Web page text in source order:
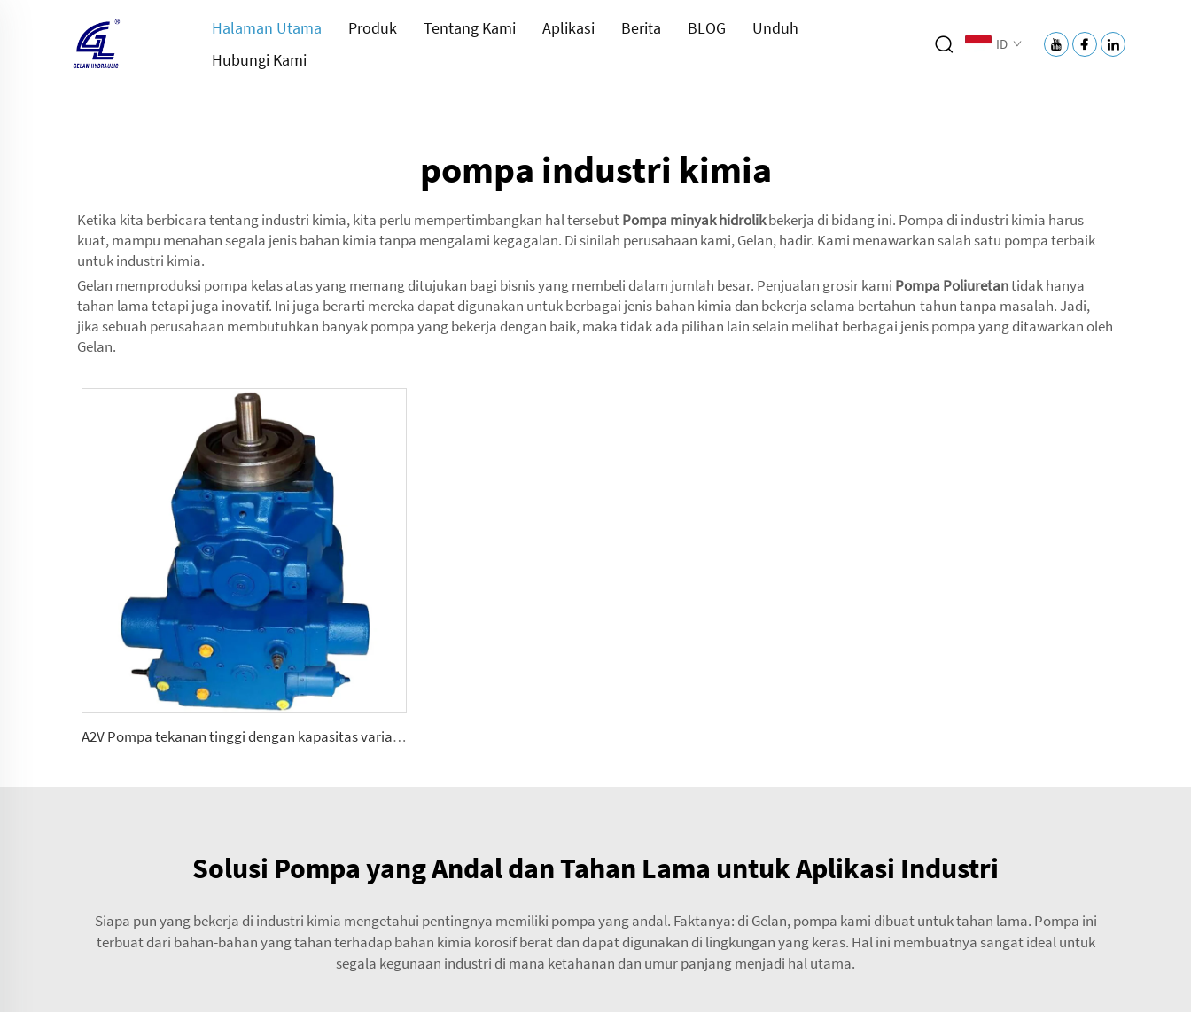
Halaman Utama Produk Tentang Kami Aplikasi Berita BLOG
Unduh
Hubungi Kami
ID
pompa industri kimia
Ketika kita berbicara tentang industri kimia, kita perlu mempertimbangkan hal tersebutPompa minyak hidrolikbekerja di bidang ini. Pompa di industri kimia harus
kuat, mampu menahan segala jenis bahan kimia tanpa mengalami kegagalan. Di sinilah perusahaan kami, Gelan, hadir. Kami menawarkan salah satu pompa terbaik
untuk industri kimia.
Gelan memproduksi pompa kelas atas yang memang ditujukan bagi bisnis yang membeli dalam jumlah besar. Penjualan grosir kami Pompa Poliuretantidak hanya
tahan lama tetapi juga inovatif. Ini juga berarti mereka dapat digunakan untuk berbagai jenis bahan kimia dan bekerja selama bertahun-tahun tanpa masalah. Jadi,
jika sebuah perusahaan membutuhkan banyak pompa yang bekerja dengan baik, maka tidak ada pilihan lain selain melihat berbagai jenis pompa yang ditawarkan oleh
Gelan.
A2V Pompa tekanan tinggi dengan kapasitas variabel 250, 355, 500, 1000
Solusi Pompa yang Andal dan Tahan Lama untuk Aplikasi Industri
Siapa pun yang bekerja di industri kimia mengetahui pentingnya memiliki pompa yang andal. Faktanya: di Gelan, pompa kami dibuat untuk tahan lama. Pompa ini
terbuat dari bahan-bahan yang tahan terhadap bahan kimia korosif berat dan dapat digunakan di lingkungan yang keras. Hal ini membuatnya sangat ideal untuk
segala kegunaan industri di mana ketahanan dan umur panjang menjadi hal utama.